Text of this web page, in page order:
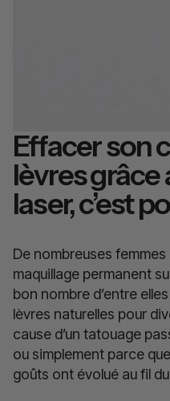
Effacer son
lèvres
laser, c’est
De nombreuses
maquillage permanent
bon nombre d’entre
lèvres naturelles pour
cause d’un tatouage
ou simplement parce
goûts ont évolué au fil